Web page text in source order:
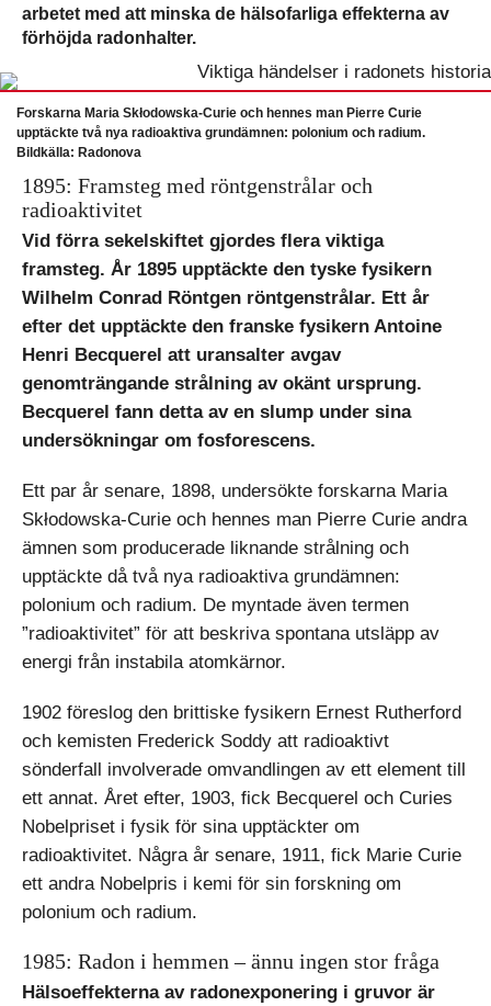
arbetet med att minska de hälsofarliga effekterna av
förhöjda radonhalter.
Forskarna Maria Skłodowska-Curie och hennes man Pierre Curie
upptäckte två nya radioaktiva grundämnen: polonium och radium.
Bildkälla: Radonova
1895: Framsteg med röntgenstrålar och
radioaktivitet
Vid förra sekelskiftet gjordes flera viktiga
framsteg. År 1895 upptäckte den tyske fysikern
Wilhelm Conrad Röntgen röntgenstrålar. Ett år
efter det upptäckte den franske fysikern Antoine
Henri Becquerel att uransalter avgav
genomträngande strålning av okänt ursprung.
Becquerel fann detta av en slump under sina
undersökningar om fosforescens.
Ett par år senare, 1898, undersökte forskarna Maria
Skłodowska-Curie och hennes man Pierre Curie andra
ämnen som producerade liknande strålning och
upptäckte då två nya radioaktiva grundämnen:
polonium och radium. De myntade även termen
”radioaktivitet” för att beskriva spontana utsläpp av
energi från instabila atomkärnor.
1902 föreslog den brittiske fysikern Ernest Rutherford
och kemisten Frede­rick Soddy att radioaktivt
sönderfall involverade omvandlingen av ett element till
ett annat. Året efter, 1903, fick Becquerel och Curies
Nobelpriset i fysik för sina upptäckter om
radioaktivitet. Några år senare, 1911, fick Marie Curie
ett andra Nobelpris i kemi för sin forskning om
polonium och radium.
1985: Radon i hemmen – ännu ingen stor fråga
Hälsoeffekterna av radonexponering i gruvor är